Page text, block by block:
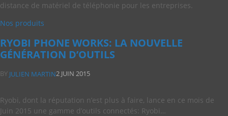
distance de matériel de téléphonie pour les entreprises.
Nos produits
RYOBI PHONE WORKS: LA NOUVELLE
GÉNÉRATION D’OUTILS
BY JULIEN MARTIN2 JUIN 2015
Ryobi, dont la réputation n’est plus à faire, lance en ce mois de
Juin 2015 une gamme d’outils connectés: Ryobi…